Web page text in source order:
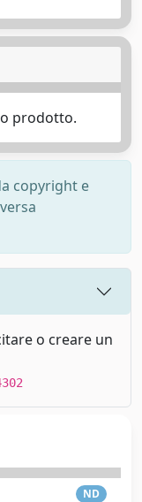
prodotto.
copyright e
o creare un
ND